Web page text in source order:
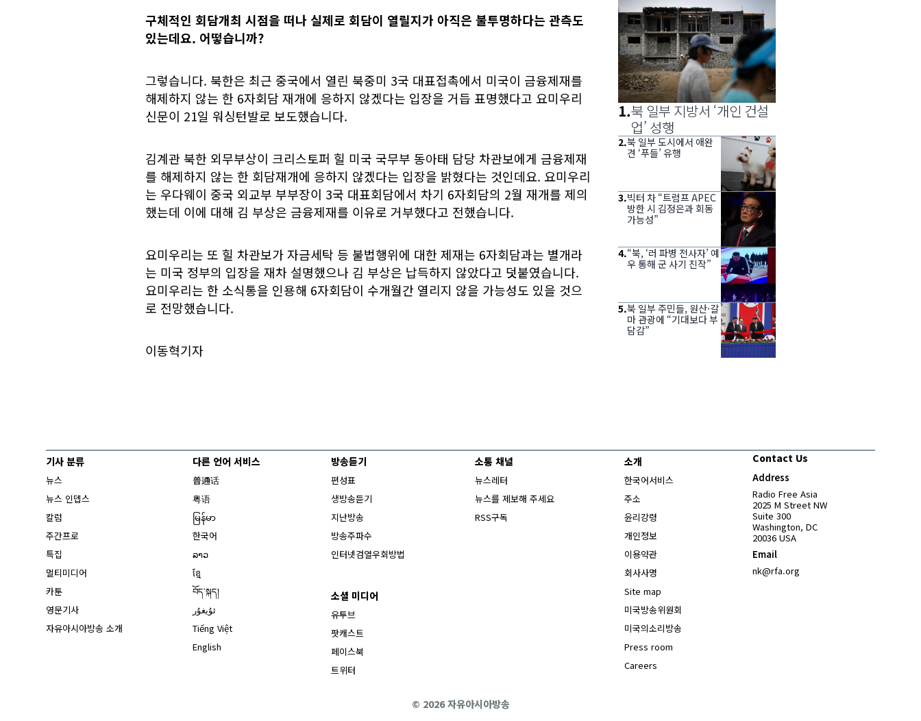
구체적인 회담개최 시점을 떠나 실제로 회담이 열릴지가 아직은 불투명하다는 관측도
있는데요. 어떻습니까?
그렇습니다. 북한은 최근 중국에서 열린 북중미 3국 대표접촉에서 미국이 금융제재를
해제하지 않는 한 6자회담 재개에 응하지 않겠다는 입장을 거듭 표명했다고 요미우리
신문이 21일 워싱턴발로 보도했습니다.
김계관 북한 외무부상이 크리스토퍼 힐 미국 국무부 동아태 담당 차관보에게 금융제재
를 해제하지 않는 한 회담재개에 응하지 않겠다는 입장을 밝혔다는 것인데요. 요미우리
는 우다웨이 중국 외교부 부부장이 3국 대표회담에서 차기 6자회담의 2월 재개를 제의
했는데 이에 대해 김 부상은 금융제재를 이유로 거부했다고 전했습니다.
요미우리는 또 힐 차관보가 자금세탁 등 불법행위에 대한 제재는 6자회담과는 별개라
는 미국 정부의 입장을 재차 설명했으나 김 부상은 납득하지 않았다고 덧붙였습니다.
요미우리는 한 소식통을 인용해 6자회담이 수개월간 열리지 않을 가능성도 있을 것으
로 전망했습니다.
이동혁기자
1.북 일부 지방서 ‘개인 건설
업’ 성행
2.북 일부 도시에서 애완
견 ‘푸들’ 유행
3.빅터 차 “트럼프 APEC
방한 시 김정은과 회동
가능성”
4.“북, ‘러 파병 전사자’ 예
우 통해 군 사기 진작”
5.북 일부 주민들, 원산·갈
마 관광에 “기대보다 부
담감”
기사 분류
뉴스
뉴스 인뎁스
칼럼
주간프로
특집
멀티미디어
카툰
영문기사
자유아시아방송 소개
다른 언어 서비스
普通话
粤语
မြန်မာ
한국어
ລາວ
ខ្មែ
བོད་སྐད།
ئۇيغۇر
Tiếng Việt
English
방송듣기
편성표
생방송듣기
지난방송
방송주파수
인터넷검열우회방법
소셜 미디어
유투브
팟캐스트
페이스북
트위터
소통 채널
뉴스레터
뉴스를 제보해 주세요
RSS구독
소개
한국어서비스
주소
윤리강령
개인정보
이용약관
회사사명
Site map
미국방송위원회
미국의소리방송
Press room
Careers
Contact Us
Address
Radio Free Asia
2025 M Street NW
Suite 300
Washington, DC
20036 USA
Email
nk@rfa.org
© 2026 자유아시아방송